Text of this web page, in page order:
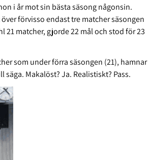
i år mot sin bästa säsong någonsin.
förvisso endast tre matcher säsongen
21 matcher, gjorde 22 mål och stod för 23
som under förra säsongen (21), hamnar
Makalöst? Ja. Realistiskt? Pass.